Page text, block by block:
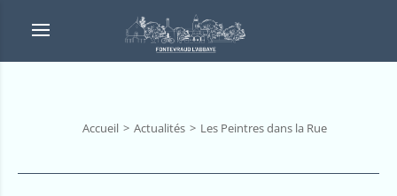
Accueil Actualités Les Peintres dans la Rue